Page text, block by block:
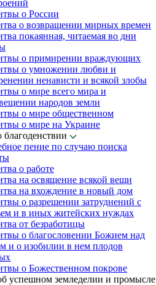
о России
о возвращении мирных времен
покаянная, читаемая во дни
о примирении враждующих
о умножении любви и
ненависти и всякой злобы
о мире всего мира и
народов земли
о мире общественном
о мире на Украине
пение по случаю поиска
о работе
на освящение всякой вещи
на вхождение в новый дом
о разрешении затруднений с
и в иных житейских нуждах
от безработицы
о благословении Божием над
и о изобилии в нем плодов
о Божественном покрове
успешном земледелии и промысле